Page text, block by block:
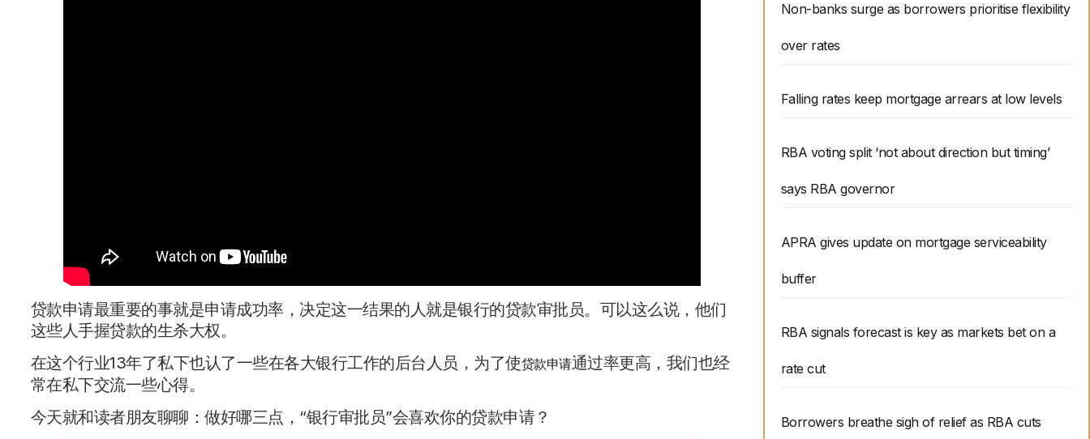
贷款申请最重要的事就是申请成功率，决定这一结果的人就是银行的贷款审批员。可以这么说，他们
这些人手握贷款的生杀大权。
在这个行业13年了私下也认了一些在各大银行工作的后台人员，为了使贷款申请通过率更高，我们也经
常在私下交流一些心得。
今天就和读者朋友聊聊：做好哪三点，“银行审批员”会喜欢你的贷款申请？
Non-banks surge as borrowers prioritise flexibility
over rates
Falling rates keep mortgage arrears at low levels
RBA voting split ‘not about direction but timing’
says RBA governor
APRA gives update on mortgage serviceability
buffer
RBA signals forecast is key as markets bet on a
rate cut
Borrowers breathe sigh of relief as RBA cuts